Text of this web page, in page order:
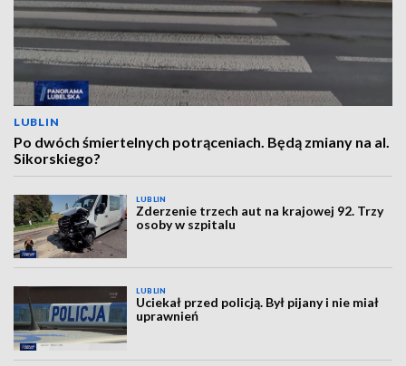
LUBLIN
Po dwóch śmiertelnych potrąceniach. Będą zmiany na al.
Sikorskiego?
LUBLIN
Zderzenie trzech aut na krajowej 92. Trzy
osoby w szpitalu
LUBLIN
Uciekał przed policją. Był pijany i nie miał
uprawnień